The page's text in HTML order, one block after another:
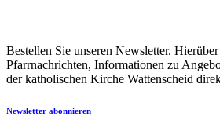
Bestellen Sie unseren Newsletter.
Pfarrnachrichten, Informationen zu
der katholischen Kirche Wattenscheid
Newsletter abonnieren